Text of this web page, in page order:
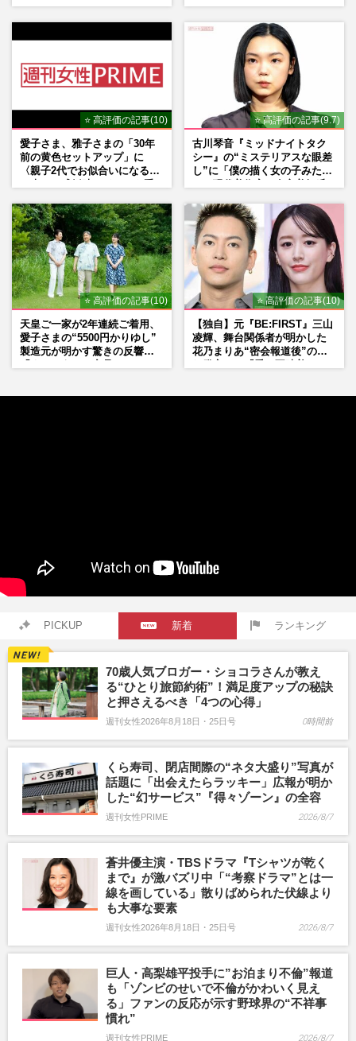
⭐ 高評価の記事(10)
愛子さま、雅子さまの「30年
前の黄色セットアップ」に
〈親子2代でお似合いになる〉
⭐ 高評価の記事(9.7)
古川琴音『ミッドナイトタク
シー』の“ミステリアスな眼差
し”に「僕の描く女の子みた
⭐ 高評価の記事(10)
天皇ご一家が2年連続ご着用、
愛子さまの“5500円かりゆし”
製造元が明かす驚きの反響
⭐ 高評価の記事(10)
【独自】元『BE:FIRST』三山
凌輝、舞台関係者が明かした
花乃まりあ“密会報道後”の呆
PICKUP 新着 ランキング
70歳人気ブロガー・ショコラさんが教え
る“ひとり旅節約術”！満足度アップの秘訣
と押さえるべき「4つの心得」
週刊女性2026年8月18日・25日号 0時間前
くら寿司、閉店間際の“ネタ大盛り”写真が
話題に「出会えたらラッキー」広報が明か
した“幻サービス”『得々ゾーン』の全容
週刊女性PRIME 2026/8/7
蒼井優主演・TBSドラマ『Tシャツが乾く
まで』が激バズリ中「“考察ドラマ”とは一
線を画している」散りばめられた伏線より
も大事な要素
週刊女性2026年8月18日・25日号 2026/8/7
巨人・高梨雄平投手に”お泊まり不倫”報道
も「ゾンビのせいで不倫がかわいく見え
る」ファンの反応が示す野球界の“不祥事
慣れ”
週刊女性PRIME 2026/8/7